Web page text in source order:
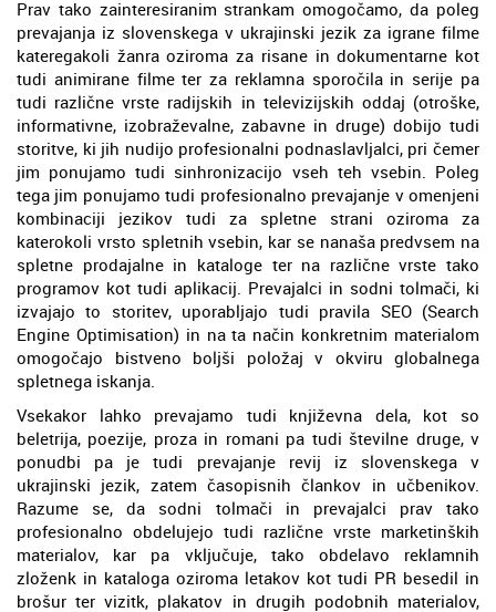
Prav tako zainteresiranim strankam omogočamo, da poleg
prevajanja iz slovenskega v ukrajinski jezik za igrane filme
kateregakoli žanra oziroma za risane in dokumentarne kot
tudi animirane filme ter za reklamna sporočila in serije pa
tudi različne vrste radijskih in televizijskih oddaj (otroške,
informativne, izobraževalne, zabavne in druge) dobijo tudi
storitve, ki jih nudijo profesionalni podnaslavljalci, pri čemer
jim ponujamo tudi sinhronizacijo vseh teh vsebin. Poleg
tega jim ponujamo tudi profesionalno prevajanje v omenjeni
kombinaciji jezikov tudi za spletne strani oziroma za
katerokoli vrsto spletnih vsebin, kar se nanaša predvsem na
spletne prodajalne in kataloge ter na različne vrste tako
programov kot tudi aplikacij. Prevajalci in sodni tolmači, ki
izvajajo to storitev, uporabljajo tudi pravila SEO (Search
Engine Optimisation) in na ta način konkretnim materialom
omogočajo bistveno boljši položaj v okviru globalnega
spletnega iskanja.
Vsekakor lahko prevajamo tudi književna dela, kot so
beletrija, poezije, proza in romani pa tudi številne druge, v
ponudbi pa je tudi prevajanje revij iz slovenskega v
ukrajinski jezik, zatem časopisnih člankov in učbenikov.
Razume se, da sodni tolmači in prevajalci prav tako
profesionalno obdelujejo tudi različne vrste marketinških
materialov, kar pa vključuje, tako obdelavo reklamnih
zloženk in kataloga oziroma letakov kot tudi PR besedil in
brošur ter vizitk, plakatov in drugih podobnih materialov,